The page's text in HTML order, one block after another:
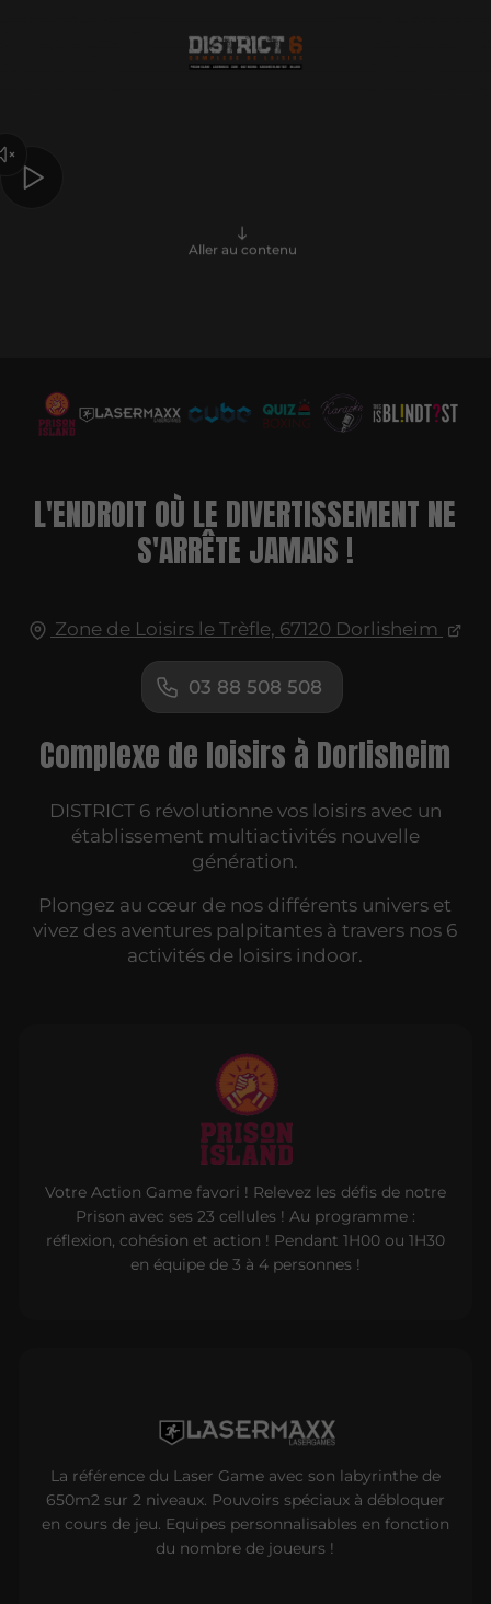
Aller au contenu
L'ENDROIT OÙ LE DIVERTISSEMENT NE
S'ARRÊTE JAMAIS !
Zone de Loisirs le Trèfle, 67120 Dorlisheim
03 88 508 508
Complexe de loisirs à Dorlisheim
DISTRICT 6 révolutionne vos loisirs avec un
établissement multiactivités nouvelle
génération.
Plongez au cœur de nos différents univers et
vivez des aventures palpitantes à travers nos 6
activités de loisirs indoor.
Votre Action Game favori ! Relevez les défis de notre
Prison avec ses 23 cellules ! Au programme :
réflexion, cohésion et action ! Pendant 1H00 ou 1H30
en équipe de 3 à 4 personnes !
La référence du Laser Game avec son labyrinthe de
650m2 sur 2 niveaux. Pouvoirs spéciaux à débloquer
en cours de jeu. Equipes personnalisables en fonction
du nombre de joueurs !